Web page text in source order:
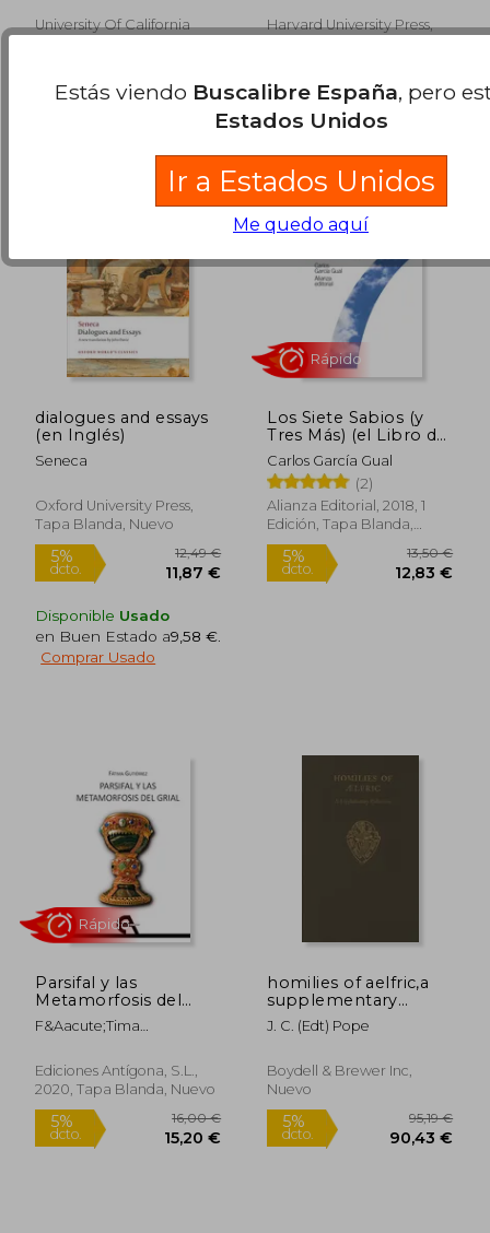
dcto. 29,63 € dcto.
dcto.
Rápido Rápido
University Of California
5%
dcto.
24,17 €
Inglés)
Harvard University Press,
5%
dcto.
dialogues and essays
(en Inglés)
Seneca
Oxford University Press,
Tapa Blanda, Nuevo
Disponible Usado
en Buen Estado a9,58 €
Comprar Usado
Los Siete Sabios (y
Tres Más) (el Libro de
Bolsillo - Clásicos de
Grecia y Roma)
Carlos García Gual
(2)
Alianza Editorial, 2018, 1
Edición, Tapa Blanda,
Nuevo
Parsifal y las
Metamorfosis del
Grial
F&Aacute;Tima
Guti&Eacute;Rrez
Ediciones Antígona, S.L.,
2020, Tapa Blanda, Nuevo
homilies of aelfric,a
supplementary
collection
J. C. (edt) Pope
Boydell & Brewer Inc,
Nuevo
Estás viendo Buscalibre España, pero
Estados Unidos
Ir a Estados Unidos
Me quedo aquí